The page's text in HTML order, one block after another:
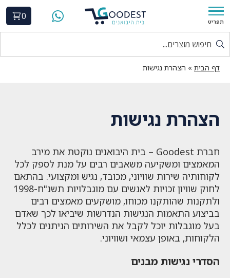
תפריט
0
דף הבית » הצהרת נגישות
הצהרת נגישות
חברת Goodest – בית היבואנים נוקטת את מירב
המאמצים ומשקיעה משאבים רבים על מנת לספק לכל
לקוחותיה שירות שוויוני, מכובד, נגיש ומקצועי. בהתאם
לחוק שוויון זכויות לאנשים עם מוגבלויות תשנ"ח-1998
ולתקנות שהותקנו מכוחו, מושקעים מאמצים רבים
בביצוע התאמות הנגישות הנדרשות שיביאו לכך שאדם
בעל מוגבלות יוכל לקבל את השירותים הניתנים לכלל
הלקוחות, באופן עצמאי ושוויוני.
הסדרי נגישות מבנים